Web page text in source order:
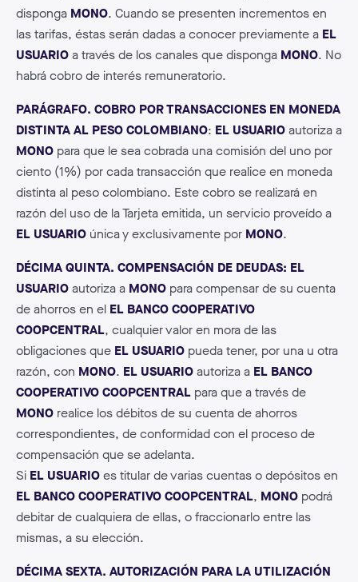
disponga MONO. Cuando se presenten incrementos en
las tarifas, éstas serán dadas a conocer previamente a EL
USUARIOa través de los canales que disponga MONO. No
habrá cobro de interés remuneratorio.
PARÁGRAFO. COBRO POR TRANSACCIONES EN MONEDA
DISTINTA AL PESO COLOMBIANO: EL USUARIOautoriza a
MONO para que le sea cobrada una comisión del uno por
ciento (1%) por cada transacción que realice en moneda
distinta al peso colombiano. Este cobro se realizará en
razón del uso de la Tarjeta emitida, un servicio proveído a
EL USUARIO única y exclusivamente por MONO.
DÉCIMA QUINTA. COMPENSACIÓN DE DEUDAS: EL
USUARIOautoriza a MONO para compensar de su cuenta
de ahorros en el EL BANCO COOPERATIVO
COOPCENTRAL, cualquier valor en mora de las
obligaciones que EL USUARIO pueda tener, por una u otra
razón, con MONO. EL USUARIOautoriza a EL BANCO
COOPERATIVO COOPCENTRAL para que a través de
MONO realice los débitos de su cuenta de ahorros
correspondientes, de conformidad con el proceso de
compensación que se adelanta.
Si EL USUARIOes titular de varias cuentas o depósitos en
EL BANCO COOPERATIVO COOPCENTRAL, MONO podrá
debitar de cualquiera de ellas, o fraccionarlo entre las
mismas, a su elección.
DÉCIMA SEXTA. AUTORIZACIÓN PARA LA UTILIZACIÓN